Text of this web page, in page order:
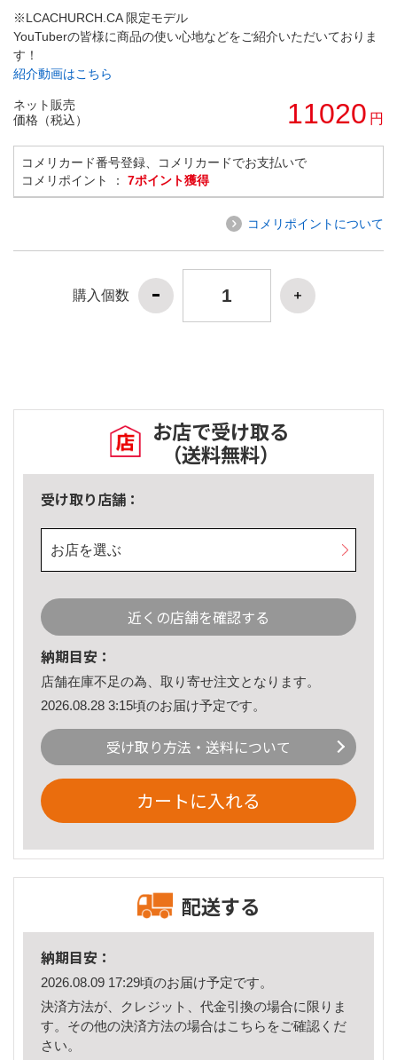
※LCACHURCH.CA 限定モデル
YouTuberの皆様に商品の使い心地などをご紹介いただいておりま
す！
紹介動画はこちら
ネット販売
価格（税込）
11020 円
コメリカード番号登録、コメリカードでお支払いで
コメリポイント ： 7ポイント獲得
コメリポイントについて
購入個数
お店で受け取る
（送料無料）
受け取り店舗：
お店を選ぶ
近くの店舗を確認する
納期目安：
店舗在庫不足の為、取り寄せ注文となります。
2026.08.28 3:15頃のお届け予定です。
受け取り方法・送料について
カートに入れる
配送する
納期目安：
2026.08.09 17:29頃のお届け予定です。
決済方法が、クレジット、代金引換の場合に限りま
す。その他の決済方法の場合はこちら をご確認くだ
さい。